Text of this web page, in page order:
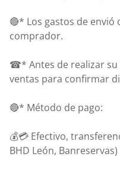
🔴* Los gastos de
comprador.
☎* Antes de realizar su
ventas para confirmar
🔴* Método de pago:
💰💳 Efectivo,
BHD León, Banreservas)